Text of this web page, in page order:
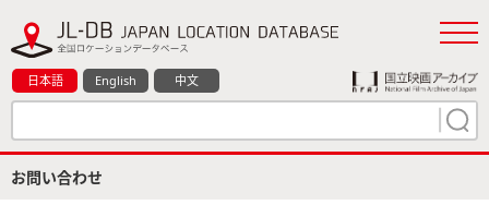
日本語 English 中文
お問い合わせ